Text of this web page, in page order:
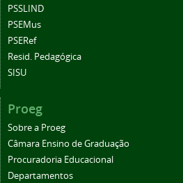
PSSLIND
PSEMus
PSERef
Resid. Pedagógica
SISU
Proeg
Sobre a Proeg
Câmara Ensino de Graduação
Procuradoria Educacional
Departamentos